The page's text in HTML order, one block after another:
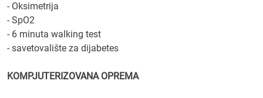
- Oksimetrija
- SpO2
- 6 minuta walking test
- savetovalište za dijabetes
KOMPJUTERIZOVANA OPREMA